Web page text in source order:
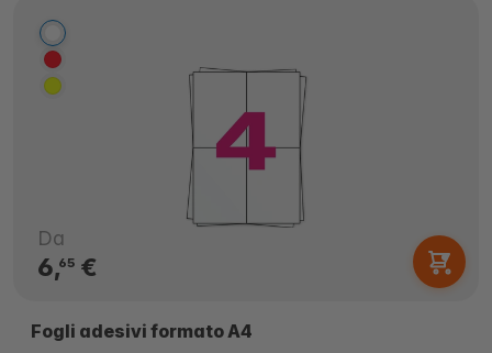
Da
6,65€
Fogli adesivi formato A4